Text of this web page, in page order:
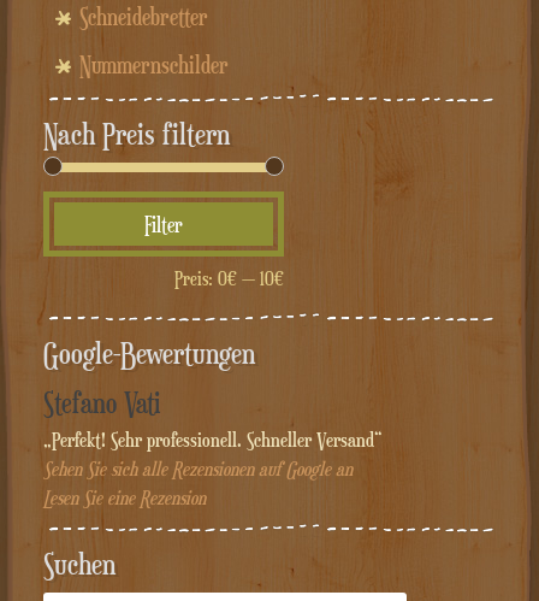
Schneidebretter
Nummernschilder
Nach Preis filtern
Preis
Preis
Filter
Preis: 0€— 10€
Google-Bewertungen
Stefano Vati
„Perfekt! Sehr professionell. Schneller Versand“
Sehen Sie sich alle Rezensionen auf Google an
Lesen Sie eine Rezension
Suchen